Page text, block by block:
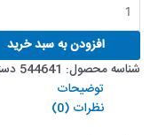
عدد
افزودن به سبد خرید
شناسه محصول: 544641
توضیحات
نظرات (0)